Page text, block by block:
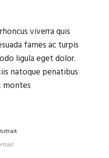
viverra quis
fames ac turpis
ligula eget dolor.
natoque penatibus
montes